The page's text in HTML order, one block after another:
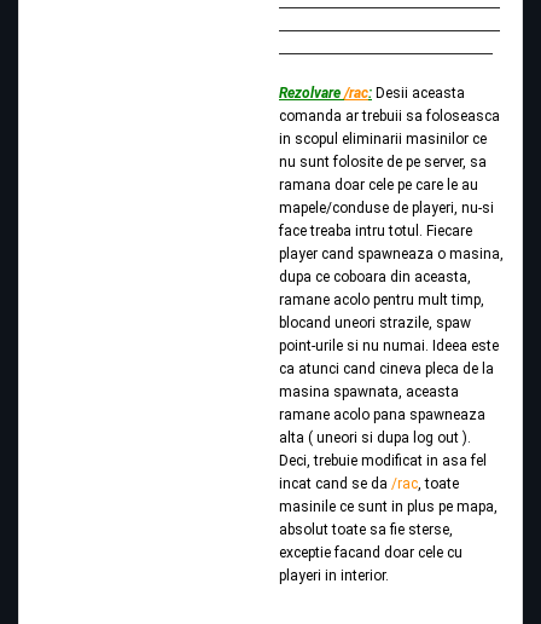
Rezolvare /rac: Desii aceasta
comanda ar trebuii sa foloseasca
in scopul eliminarii masinilor ce
nu sunt folosite de pe server, sa
ramana doar cele pe care le au
mapele/conduse de playeri, nu-si
face treaba intru totul. Fiecare
player cand spawneaza o masina,
dupa ce coboara din aceasta,
ramane acolo pentru mult timp,
blocand uneori strazile, spaw
point-urile si nu numai. Ideea este
ca atunci cand cineva pleca de la
masina spawnata, aceasta
ramane acolo pana spawneaza
alta ( uneori si dupa log out ).
Deci, trebuie modificat in asa fel
incat cand se da /rac , toate
masinile ce sunt in plus pe mapa,
absolut toate sa fie sterse,
exceptie facand doar cele cu
playeri in interior.